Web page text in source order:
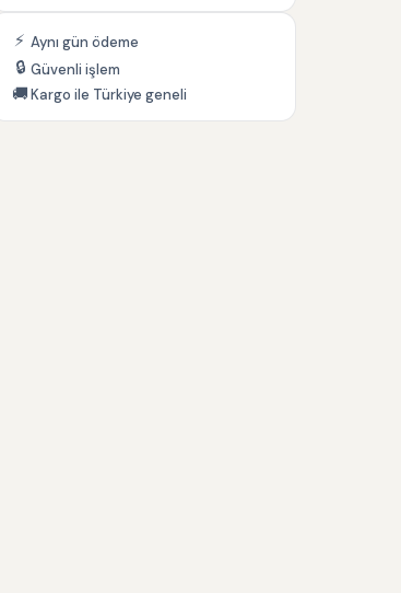
⚡ Aynı gün ödeme
🔒 Güvenli işlem
🚚Kargo ile Türkiye geneli